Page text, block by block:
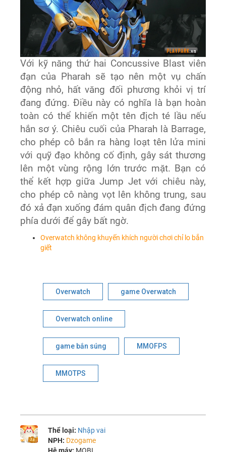
Với kỹ năng thứ hai Concussive Blast viên
đạn của Pharah sẽ tạo nên một vụ chấn
động nhỏ, hất văng đối phương khỏi vị trí
đang đứng. Điều này có nghĩa là bạn hoàn
toàn có thể khiến một tên địch té lầu nếu
hắn sơ ý. Chiêu cuối của Pharah là Barrage,
cho phép cô bắn ra hàng loạt tên lửa mini
với quỹ đạo không cố định, gây sát thương
lên một vùng rộng lớn trước mặt. Bạn có
thể kết hợp giữa Jump Jet với chiêu này,
cho phép cô nàng vọt lên không trung, sau
đó xả đạn xuống đám quân địch đang đứng
phía dưới để gây bất ngờ.
Overwatch không khuyến khích người chơi chỉ lo bắn
giết
Overwatch game Overwatch
Overwatch online
game bắn súng MMOFPS
MMOTPS
Thể loại: Nhập vai
NPH: Dzogame